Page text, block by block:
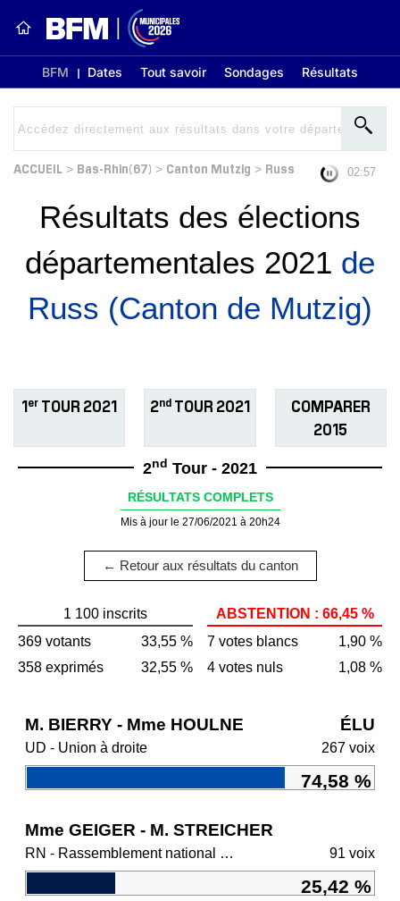
BFM Dates Tout savoir Sondages Résultats
ACCUEIL > Bas-Rhin(67) > Canton Mutzig > Russ 02:56
Résultats des élections
départementales 2021 de
Russ (Canton de Mutzig)
1er TOUR 2021 2ndTOUR 2021
COMPARER
2015
2nd Tour - 2021
RÉSULTATS COMPLETS
Mis à jour le 27/06/2021 à 20h24
← Retour aux résultats du canton
1 100 inscrits
369 votants
33,55 %
358 exprimés
32,55 %
ABSTENTION : 66,45 %
7 votes blancs
1,90 %
4 votes nuls
1,08 %
M. BIERRY - Mme HOULNE ÉLU
UD - Union à droite 267 voix
74,58 %
Mme GEIGER - M. STREICHER
RN - Rassemblement national et ses alliés 91 voix
25,42 %